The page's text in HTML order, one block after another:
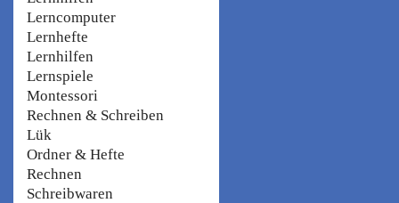
Lerncomputer
Lernhefte
Lernhilfen
Lernspiele
Montessori
Rechnen & Schreiben
Lük
Ordner & Hefte
Rechnen
Schreibwaren